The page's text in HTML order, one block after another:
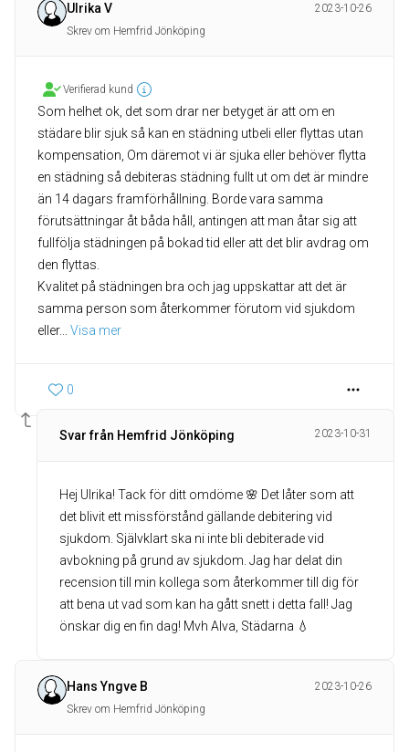
Ulrika V
2023-10-26
Skrev om Hemfrid Jönköping
Verifierad kund
Som helhet ok, det som drar ner betyget är att om en
städare blir sjuk så kan en städning utbeli eller flyttas utan
kompensation, Om däremot vi är sjuka eller behöver flytta
en städning så debiteras städning fullt ut om det är mindre
än 14 dagars framförhållning. Borde vara samma
förutsättningar åt båda håll, antingen att man åtar sig att
fullfölja städningen på bokad tid eller att det blir avdrag om
den flyttas.
Kvalitet på städningen bra och jag uppskattar att det är
samma person som återkommer förutom vid sjukdom
eller... Visa mer
0
Svar från Hemfrid Jönköping 2023-10-31
Hej Ulrika! Tack för ditt omdöme 🌸 Det låter som att
det blivit ett missförstånd gällande debitering vid
sjukdom. Självklart ska ni inte bli debiterade vid
avbokning på grund av sjukdom. Jag har delat din
recension till min kollega som återkommer till dig för
att bena ut vad som kan ha gått snett i detta fall! Jag
önskar dig en fin dag! Mvh Alva, Städarna 💧
Hans Yngve B
2023-10-26
Skrev om Hemfrid Jönköping